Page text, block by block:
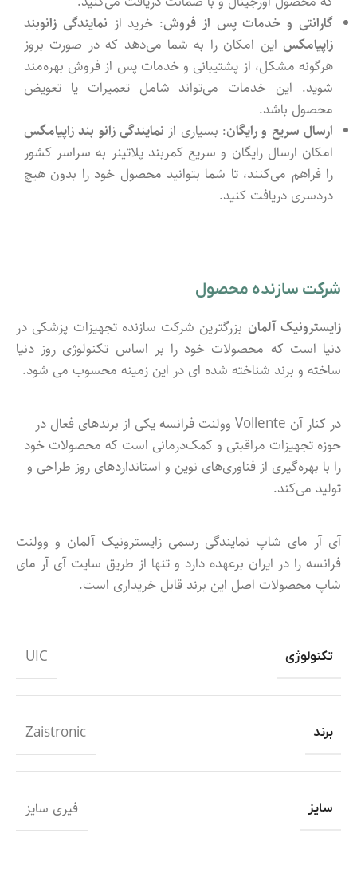
گارانتی و خدمات پس از فروش: خرید از نمایندگی زانوبند
زاپیامکس این امکان را به شما می‌دهد که در صورت بروز
هرگونه مشکل، از پشتیبانی و خدمات پس از فروش بهره‌مند
شوید. این خدمات می‌تواند شامل تعمیرات یا تعویض
محصول باشد.
ارسال سریع و رایگان: بسیاری از نمایندگی زانو بند زاپیامکس
امکان ارسال رایگان و سریع کمربند پلاتینر به سراسر کشور
را فراهم می‌کنند، تا شما بتوانید محصول خود را بدون هیچ
دردسری دریافت کنید.
شرکت سازنده محصول
زایسترونیک آلمان بزرگترین شرکت سازنده تجهیزات پزشکی در
دنیا است که محصولات خود را بر اساس تکنولوژی روز دنیا
ساخته و برند شناخته شده ای در این زمینه محسوب می شود.
در کنار آن Vollente وولنت فرانسه یکی از برندهای فعال در
حوزه تجهیزات مراقبتی و کمک‌درمانی است که محصولات خود
را با بهره‌گیری از فناوری‌های نوین و استانداردهای روز طراحی و
تولید می‌کند.
آی آر مای شاپ نمایندگی رسمی زایسترونیک آلمان و وولنت
فرانسه را در ایران برعهده دارد و تنها از طریق سایت آی آر مای
شاپ محصولات اصل این برند قابل خریداری است.
تکنولوژی UIC
برند Zaistronic
سایز فیری سایز